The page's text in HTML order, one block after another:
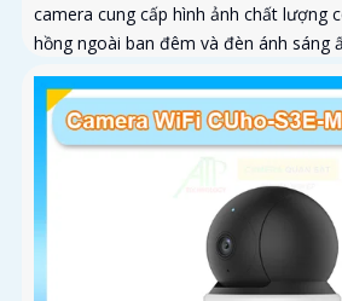
camera cung cấp hình ảnh chất lượng
hồng ngoài ban đêm và đèn ánh sáng
10m